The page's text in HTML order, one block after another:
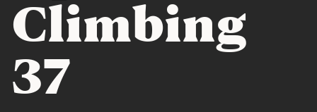
Sul
(con i
clienti)
Climbing
37